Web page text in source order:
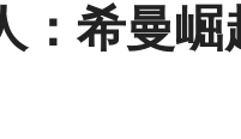
：希曼